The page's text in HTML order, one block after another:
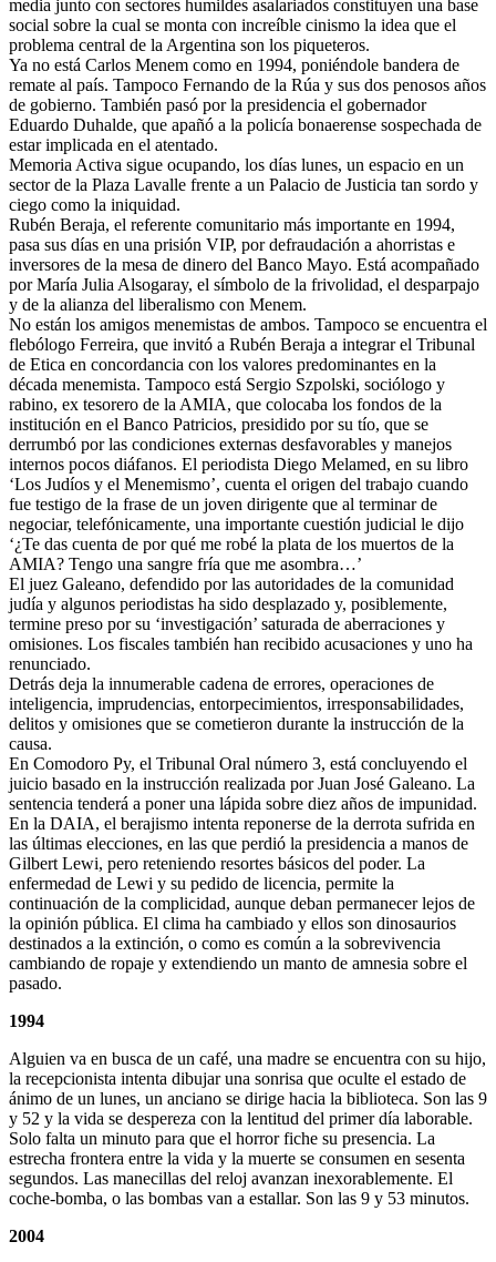
media junto con sectores humildes asalariados constituyen una base
social sobre la cual se monta con increíble cinismo la idea que el
problema central de la Argentina son los piqueteros.
Ya no está Carlos Menem como en 1994, poniéndole bandera de
remate al país. Tampoco Fernando de la Rúa y sus dos penosos años
de gobierno. También pasó por la presidencia el gobernador
Eduardo Duhalde, que apañó a la policía bonaerense sospechada de
estar implicada en el atentado.
Memoria Activa sigue ocupando, los días lunes, un espacio en un
sector de la Plaza Lavalle frente a un Palacio de Justicia tan sordo y
ciego como la iniquidad.
Rubén Beraja, el referente comunitario más importante en 1994,
pasa sus días en una prisión VIP, por defraudación a ahorristas e
inversores de la mesa de dinero del Banco Mayo. Está acompañado
por María Julia Alsogaray, el símbolo de la frivolidad, el desparpajo
y de la alianza del liberalismo con Menem.
No están los amigos menemistas de ambos. Tampoco se encuentra el
flebólogo Ferreira, que invitó a Rubén Beraja a integrar el Tribunal
de Etica en concordancia con los valores predominantes en la
década menemista. Tampoco está Sergio Szpolski, sociólogo y
rabino, ex tesorero de la AMIA, que colocaba los fondos de la
institución en el Banco Patricios, presidido por su tío, que se
derrumbó por las condiciones externas desfavorables y manejos
internos pocos diáfanos. El periodista Diego Melamed, en su libro
‘Los Judíos y el Menemismo’, cuenta el origen del trabajo cuando
fue testigo de la frase de un joven dirigente que al terminar de
negociar, telefónicamente, una importante cuestión judicial le dijo
‘¿Te das cuenta de por qué me robé la plata de los muertos de la
AMIA? Tengo una sangre fría que me asombra…’
El juez Galeano, defendido por las autoridades de la comunidad
judía y algunos periodistas ha sido desplazado y, posiblemente,
termine preso por su ‘investigación’ saturada de aberraciones y
omisiones. Los fiscales también han recibido acusaciones y uno ha
renunciado.
Detrás deja la innumerable cadena de errores, operaciones de
inteligencia, imprudencias, entorpecimientos, irresponsabilidades,
delitos y omisiones que se cometieron durante la instrucción de la
causa.
En Comodoro Py, el Tribunal Oral número 3, está concluyendo el
juicio basado en la instrucción realizada por Juan José Galeano. La
sentencia tenderá a poner una lápida sobre diez años de impunidad.
En la DAIA, el berajismo intenta reponerse de la derrota sufrida en
las últimas elecciones, en las que perdió la presidencia a manos de
Gilbert Lewi, pero reteniendo resortes básicos del poder. La
enfermedad de Lewi y su pedido de licencia, permite la
continuación de la complicidad, aunque deban permanecer lejos de
la opinión pública. El clima ha cambiado y ellos son dinosaurios
destinados a la extinción, o como es común a la sobrevivencia
cambiando de ropaje y extendiendo un manto de amnesia sobre el
pasado.
1994
Alguien va en busca de un café, una madre se encuentra con su hijo,
la recepcionista intenta dibujar una sonrisa que oculte el estado de
ánimo de un lunes, un anciano se dirige hacia la biblioteca. Son las 9
y 52 y la vida se despereza con la lentitud del primer día laborable.
Solo falta un minuto para que el horror fiche su presencia. La
estrecha frontera entre la vida y la muerte se consumen en sesenta
segundos. Las manecillas del reloj avanzan inexorablemente. El
coche-bomba, o las bombas van a estallar. Son las 9 y 53 minutos.
2004